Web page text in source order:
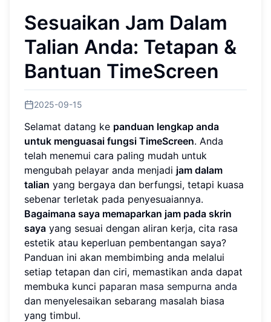
Sesuaikan Jam Dalam
Talian Anda: Tetapan &
Bantuan TimeScreen
2025-09-15
Selamat datang ke panduan lengkap anda
untuk menguasai fungsi TimeScreen. Anda
telah menemui cara paling mudah untuk
mengubah pelayar anda menjadi jam dalam
talian yang bergaya dan berfungsi, tetapi kuasa
sebenar terletak pada penyesuaiannya.
Bagaimana saya memaparkan jam pada skrin
saya yang sesuai dengan aliran kerja, cita rasa
estetik atau keperluan pembentangan saya?
Panduan ini akan membimbing anda melalui
setiap tetapan dan ciri, memastikan anda dapat
membuka kunci paparan masa sempurna anda
dan menyelesaikan sebarang masalah biasa
yang timbul.